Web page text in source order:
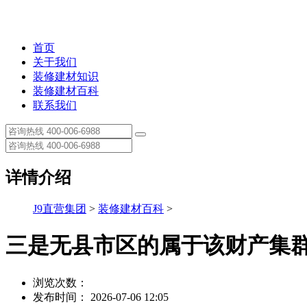
首页
关于我们
装修建材知识
装修建材百科
联系我们
详情介绍
J9直营集团 > 装修建材百科 >
三是无县市区的属于该财产集
浏览次数：
发布时间： 2026-07-06 12:05